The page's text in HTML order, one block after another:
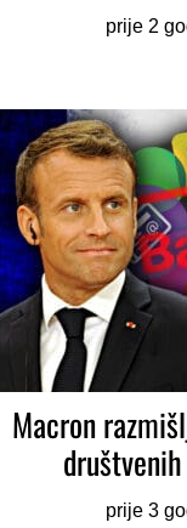
prije 2
Macron
prije 3